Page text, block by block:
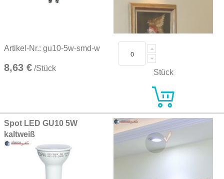
Artikel-Nr.: gu10-5w-smd-w
8,63 € /Stück Stück
Spot LED GU10 5W
kaltweiß